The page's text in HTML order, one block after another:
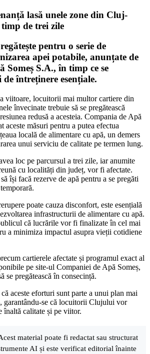
lasă unele zone din Cluj-
de trei zile
pentru o serie de
apei potabile, anunțate de
Someș S.A., în timp ce se
întreținere esențiale.
viitoare, locuitorii mai multor cartiere din
învecinate trebuie să se pregătească
redusă a acesteia. Compania de Apă
aceste măsuri pentru a putea efectua
locală de alimentare cu apă, un demers
unui serviciu de calitate pe termen lung.
loc pe parcursul a trei zile, iar anumite
cu localități din județ, vor fi afectate.
își facă rezerve de apă pentru a se pregăti
poate cauza disconfort, este esențială
infrastructurii de alimentare cu apă.
că lucrările vor fi finalizate în cel mai
a minimiza impactul asupra vieții cotidiene
cartierele afectate și programul exact al
pe site-ul Companiei de Apă Someș,
se pregătească în consecință.
aceste eforturi sunt parte a unui plan mai
garantându-se că locuitorii Clujului vor
înaltă calitate și pe viitor.
material poate fi redactat sau structurat
AI și este verificat editorial înainte